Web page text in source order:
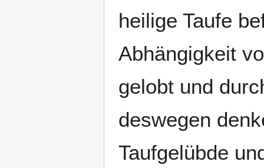
heilige Taufe
Abhängigkeit
gelobt und
deswegen
Taufgelübde